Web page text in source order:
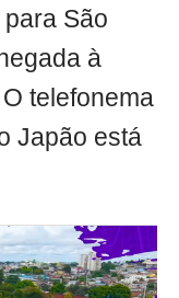
São
à
telefonema
Japão está